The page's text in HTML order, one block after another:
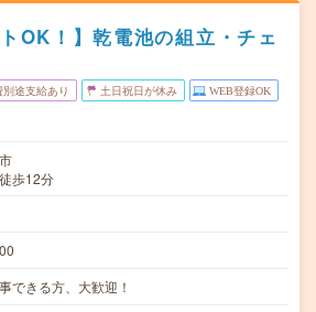
OK！】乾電池の組立・チェ
別途支給あり 土日祝日が休み WEB登録OK
歩12分
できる方、大歓迎！